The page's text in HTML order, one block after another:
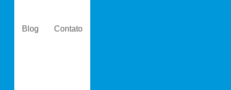
Blog Contato